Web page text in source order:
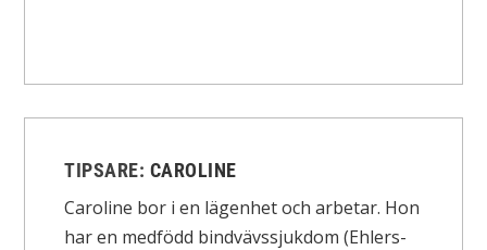
TIPSARE: CAROLINE
Caroline bor i en lägenhet och arbetar. Hon
har en medfödd bindvävssjukdom (Ehlers-